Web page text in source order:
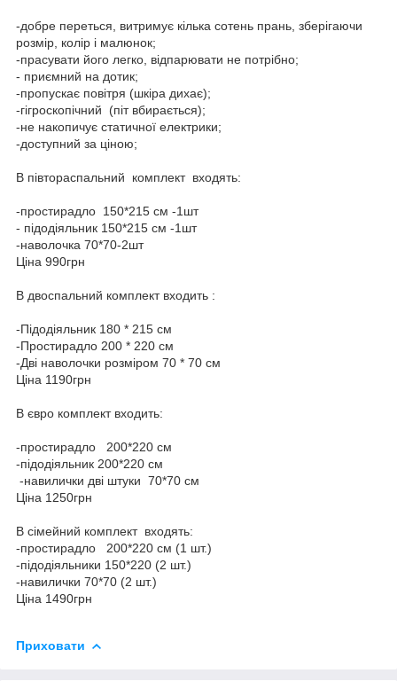
-добре переться, витримує кілька сотень прань, зберігаючи
розмір, колір і малюнок;
-прасувати його легко, відпарювати не потрібно;
- приємний на дотик;
-пропускає повітря (шкіра дихає);
-гігроскопічний (піт вбирається);
-не накопичує статичної електрики;
-доступний за ціною;
В півтораспальний комплект входять:
-простирадло 150*215 см -1шт
- підодіяльник 150*215 см -1шт
-наволочка 70*70-2шт
Ціна 990грн
В двоспальний комплект входить :
-Підодіяльник 180 * 215 см
-Простирадло 200 * 220 см
-Дві наволочки розміром 70 * 70 см
Ціна 1190грн
В євро комплект входить:
-простирадло 200*220 см
-підодіяльник 200*220 см
-навилички дві штуки 70*70 см
Ціна 1250грн
В сімейний комплект входять:
-простирадло 200*220 см (1 шт.)
-підодіяльники 150*220 (2 шт.)
-навилички 70*70 (2 шт.)
Ціна 1490грн
Приховати